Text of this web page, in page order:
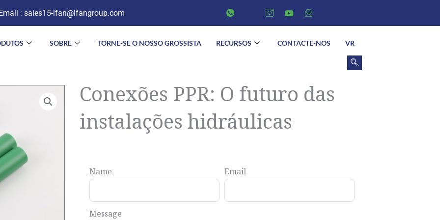
: sales15-ifan@ifangroup.com
SOBRE TORNE-SE O NOSSO GROSSISTA RECURSOS CONTACTE-NOS VR
Conexões PPR: O futuro das
instalações hidráulicas
Name Email
Message